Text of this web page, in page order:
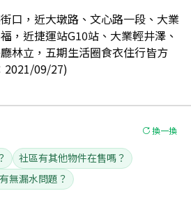
口，近大墩路、文心路一段、大業
，近捷運站G10站、大業輕井澤、
林立，五期生活圈食衣住行皆方
2021/09/27)
換一換
社區有其他物件在售嗎？
無漏水問題？